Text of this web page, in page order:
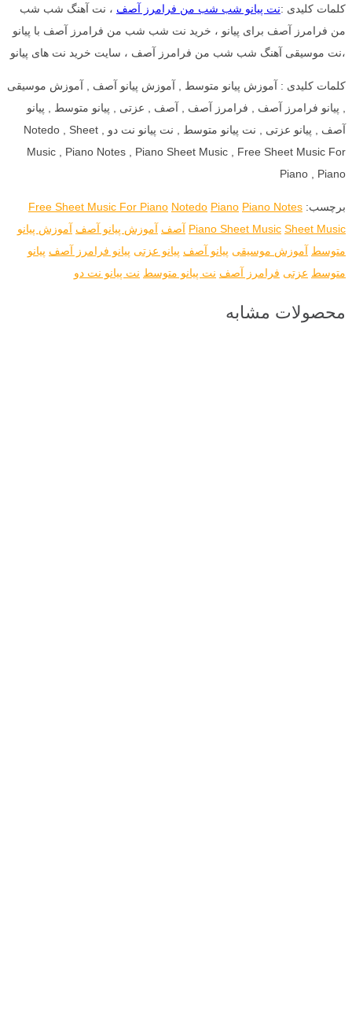
کلمات کلیدی :نت پیانو شب شب من فرامرز آصف ، نت آهنگ شب شب
من فرامرز آصف برای پیانو ، خرید نت شب شب من فرامرز آصف با پیانو
،نت موسیقی آهنگ شب شب من فرامرز آصف ، سایت خرید نت های پیانو
کلمات کلیدی : آموزش پیانو متوسط , آموزش پیانو آصف , آموزش موسیقی
, پیانو فرامرز آصف , فرامرز آصف , آصف , عزتی , پیانو متوسط , پیانو
آصف , پیانو عزتی , نت پیانو متوسط , نت پیانو نت دو , Notedo , Sheet
Music , Piano Notes , Piano Sheet Music , Free Sheet Music For
Piano , Piano
برچسب: Free Sheet Music For Piano Notedo Piano Piano Notes
Piano Sheet Music Sheet Music آصف آموزش پیانو آصف آموزش پیانو
متوسط آموزش موسیقی پیانو آصف پیانو عزتی پیانو فرامرز آصف پیانو
متوسط عزتی فرامرز آصف نت پیانو متوسط نت پیانو نت دو
محصولات مشابه